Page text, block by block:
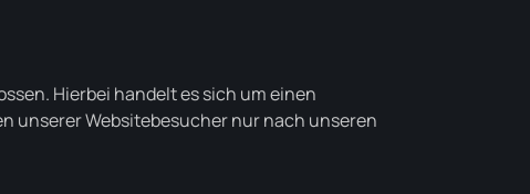
Hierbei handelt es sich um einen
unserer Websitebesucher nur nach unseren